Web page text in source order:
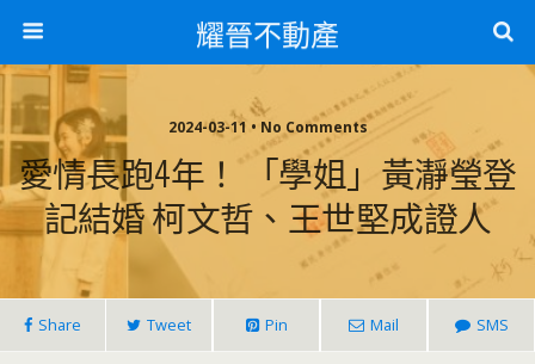
耀晉不動產
2024-03-11 • No Comments
愛情長跑4年！ 「學姐」黃瀞瑩登
記結婚 柯文哲、王世堅成證人
Share Tweet Pin Mail SMS